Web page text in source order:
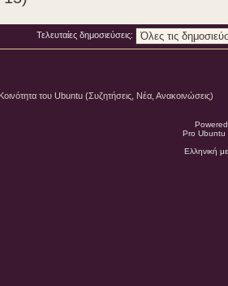
Τελευταίες δημοσιεύσεις:
του Ubuntu (Συζητήσεις, Νέα, Ανακοινώσεις)
Pro
Ελληνική